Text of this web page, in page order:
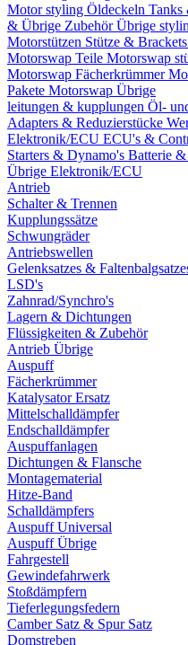
Motor styling Öldeckeln Tanks
& Übrige ZubehörÜbrige
Motorstützen Stütze & Brackets
Motorswap Teile Motorswap
Motorswap Fächerkrümmer
Pakete Motorswap Übrige
leitungen & kupplungen Öl-
Adapters & Reduzierstücke
Elektronik/ECU ECU's &
Starters & Dynamo's Batterie
Übrige Elektronik/ECU
Antrieb
Schalter & Trennen
Kupplungssätze
Schwungräder
Antriebswellen
Gelenksatzes &
LSD's
Zahnrad/Synchro's
Lagern & Dichtungen
Flüssigkeiten & Zubehör
Antrieb Übrige
Auspuff
Fächerkrümmer
Katalysator Ersatz
Mittelschalldämpfer
Endschalldämpfer
Auspuffanlagen
Dichtungen & Flansche
Montagematerial
Hitze-Band
Schalldämpfers
Auspuff Universal
Auspuff Übrige
Fahrgestell
Gewindefahrwerk
Stoßdämpfern
Tieferlegungsfedern
Camber Satz & Spur Satz
Domstreben